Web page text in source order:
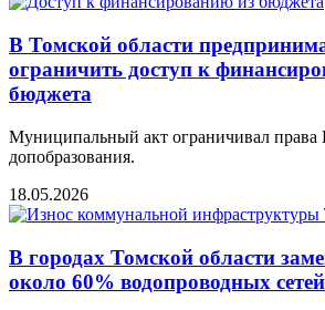
В Томской области
ограничить доступ к
бюджета
Муниципальный акт ограничивал
допобразования.
18.05.2026
В городах Томской области
около 60% водопроводных сетей